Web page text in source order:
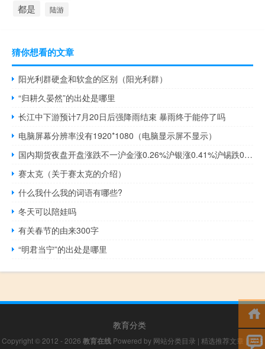
都是 陆游
猜你想看的文章
阳光利群硬盒和软盒的区别（阳光利群）
“归耕久晏然”的出处是哪里
长江中下游预计7月20日后强降雨结束 暴雨终于能停了吗
电脑屏幕分辨率没有1920*1080（电脑显示屏不显示）
国内期货夜盘开盘涨跌不一沪金涨0.26%沪银涨0.41%沪锡跌0.84%铁矿跌1.87%焦煤跌逾1%原油涨1.35%燃油涨0.26%
赛太克（关于赛太克的介绍）
什么我什么我的词语有哪些?
冬天可以陪娃吗
有关春节的由来300字
“明君当宁”的出处是哪里
教育分类
Copyright © 2012 - 2026 教育在线 Powered by 网站分类目录 | 精选推荐文章 |网站